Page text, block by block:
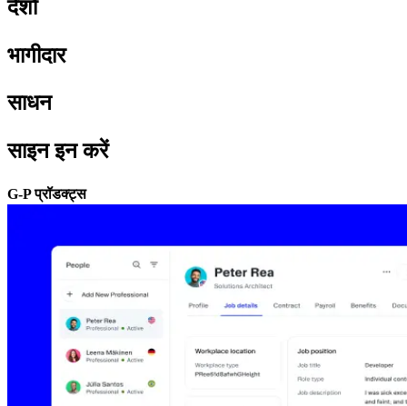
देशों​​
भागीदार​​
साधन​​
साइन इन करें​​
G-P प्रॉडक्ट्स​​